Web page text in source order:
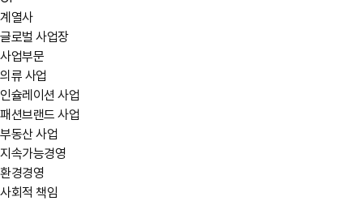
계열사
글로벌 사업장
사업부문
의류 사업
인슐레이션 사업
패션브랜드 사업
부동산 사업
지속가능경영
환경경영
사회적 책임